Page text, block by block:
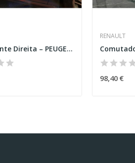
Porta Frente Direita – PEUGEOT 308 I (4A_. 4C_)
RENAULT
98,40 €